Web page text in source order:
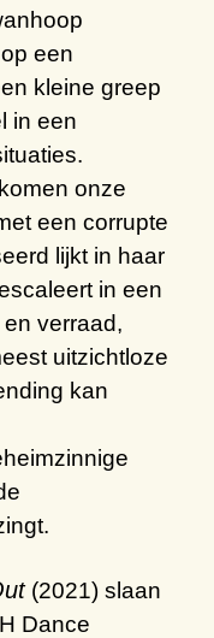
een
kleine greep
in een
komen onze
et een corrupte
lijkt in haar
in een
verraad,
uitzichtloze
kan
(2021) slaan
Dance